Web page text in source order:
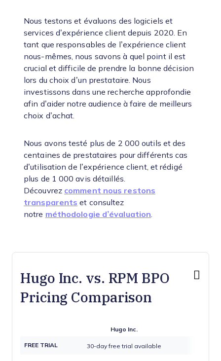
Nous testons et évaluons des logiciels et
services d’expérience client depuis 2020. En
tant que responsables de l’expérience client
nous-mêmes, nous savons à quel point il est
crucial et difficile de prendre la bonne décision
lors du choix d’un prestataire. Nous
investissons dans une recherche approfondie
afin d’aider notre audience à faire de meilleurs
choix d’achat.
Nous avons testé plus de 2 000 outils et des
centaines de prestataires pour différents cas
d’utilisation de l’expérience client, et rédigé
plus de 1 000 avis détaillés.
Découvrez comment nous restons
transparents et consultez
notre méthodologie d’évaluation
Hugo Inc. vs. RPM BPO
Pricing Comparison
Hugo Inc.
FREE TRIAL 30-day free trial available